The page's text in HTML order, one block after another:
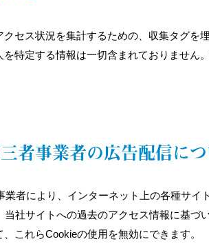
セス状況を集計するための、収集タグを
特定する情報は一切含まれておりませ
者事業者の広告配信に
業者により、インターネット上の各種サ
社サイトへの過去のアクセス情報に基づ
これらCookieの使用を無効にできます。